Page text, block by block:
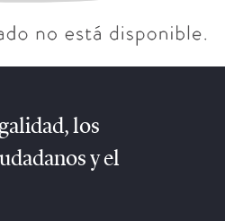
los
y el